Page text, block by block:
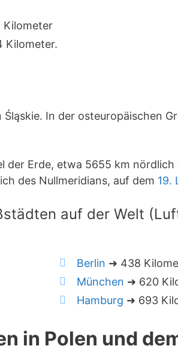
Kilometer
Kilometer.
Śląskie. In der osteuropäischen
der Erde, etwa 5655 km
des Nullmeridians, auf dem 19.
auf der Welt
Berlin ➜ 438
München ➜ 620
Hamburg ➜ 693
in Polen und